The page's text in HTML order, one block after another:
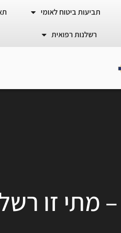
תביעות ביטוח לאומי
רשלנות רפואית
מתי זו